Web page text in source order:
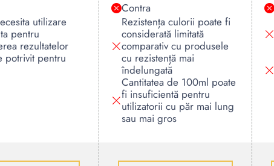
utilizare
pentru
rezultatelor
potrivit pentru
Contra
Rezistența culorii poate fi
considerată limitată
comparativ cu produsele
cu rezistență mai
îndelungată
Cantitatea de 100ml poate
fi insuficientă pentru
utilizatorii cu păr mai lung
sau mai gros